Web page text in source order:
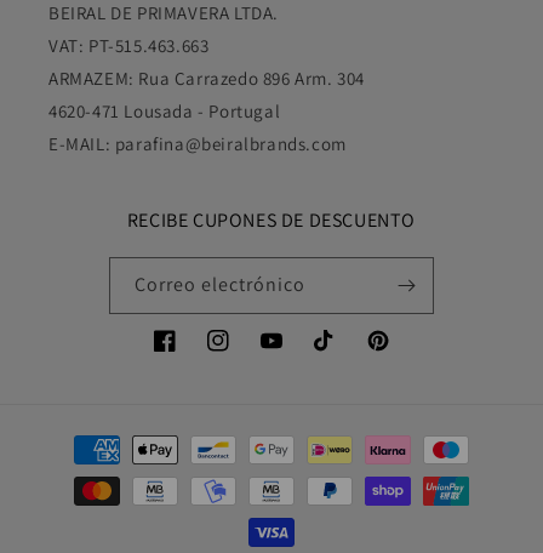
BEIRAL DE PRIMAVERA LTDA.
VAT: PT-515.463.663
ARMAZEM: Rua Carrazedo 896 Arm. 304
4620-471 Lousada - Portugal
E-MAIL: parafina@beiralbrands.com
RECIBE CUPONES DE DESCUENTO
Correo electrónico
FacebookInstagramYouTubeTikTok Pinterest
Formas
pago